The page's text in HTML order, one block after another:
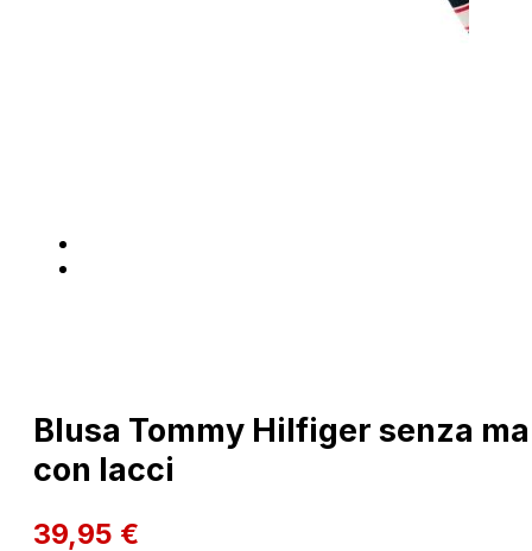
Blusa Tommy Hilfiger senza
con lacci
39,95 €